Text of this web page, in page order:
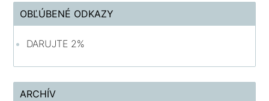
OBĽÚBENÉ ODKAZY
DARUJTE 2%
ARCHÍV